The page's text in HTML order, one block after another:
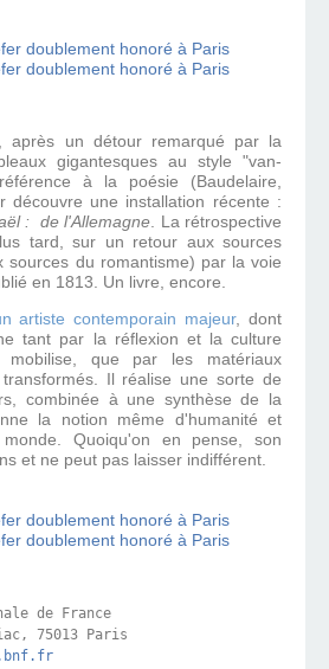
après un détour remarqué par la
gigantesques au style "van-
à la poésie (Baudelaire,
découvre une installation récente :
: de l'Allemagne. La rétrospective
tard, sur un retour aux sources
sources du romantisme) par la voie
en 1813. Un livre, encore.
artiste contemporain majeur, dont
tant par la réflexion et la culture
mobilise, que par les matériaux
Il réalise une sorte de
combinée à une synthèse de la
la notion même d'humanité et
Quoiqu'on en pense, son
et ne peut pas laisser indifférent.
de France
75013 Paris